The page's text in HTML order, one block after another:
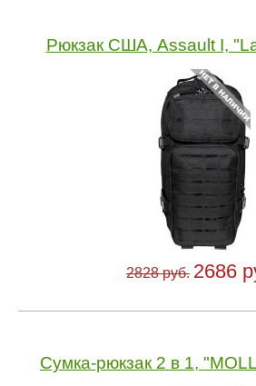
Рюкзак США, Assault I,
2828 руб. 2686
Сумка-рюкзак 2 в 1,